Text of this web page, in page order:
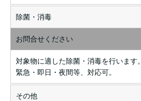
除菌・消毒
お問合せください
対象物に適した除菌・消毒を行います。
緊急・即日・夜間等、対応可。
その他